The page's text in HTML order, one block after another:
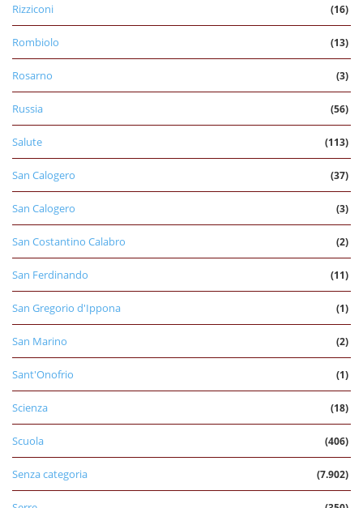
Rizziconi (16)
Rombiolo (13)
Rosarno (3)
Russia (56)
Salute (113)
San Calogero (37)
San Calogero (3)
San Costantino Calabro (2)
San Ferdinando (11)
San Gregorio d'Ippona (1)
San Marino (2)
Sant'Onofrio (1)
Scienza (18)
Scuola (406)
Senza categoria (7.902)